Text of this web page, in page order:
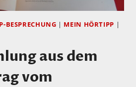
BESPRECHUNG | MEIN HÖRTIPP |
aus dem
vom